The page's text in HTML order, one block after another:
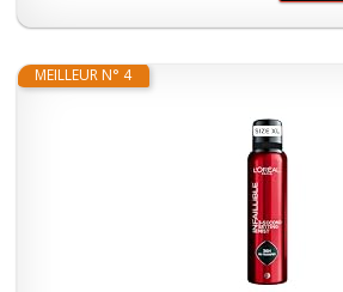
MEILLEUR N° 4